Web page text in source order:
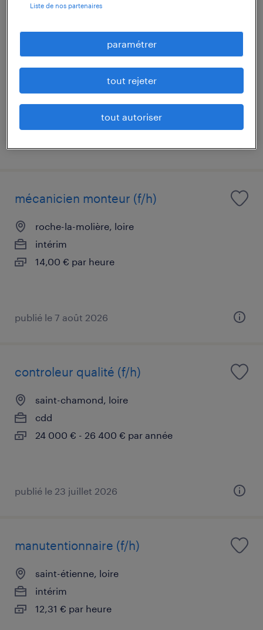
saint-étienne, loire
intérim
12,50 € par heure
mécanicien monteur (f/h)
roche-la-molière, loire
intérim
14,00 € par heure
publié le 7 août 2026
controleur qualité (f/h)
saint-chamond, loire
cdd
24 000 € - 26 400 € par année
publié le 23 juillet 2026
manutentionnaire (f/h)
saint-étienne, loire
intérim
12,31 € par heure
Liste de nos partenaires
paramétrer
tout rejeter
tout autoriser